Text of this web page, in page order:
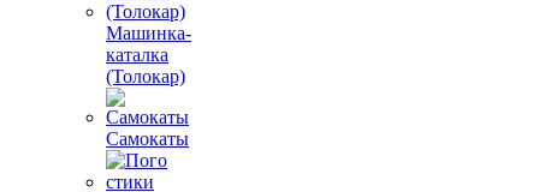
Машинка-
каталка
(Толокар)
Самокаты